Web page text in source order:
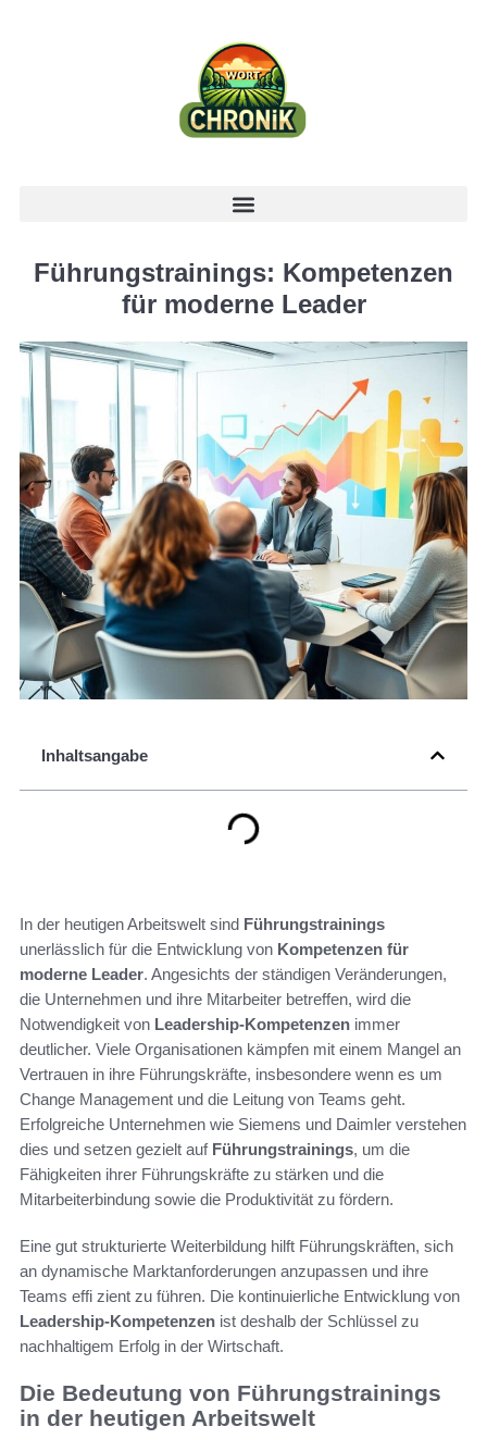
Führungstrainings: Kompetenzen
für moderne Leader
Inhaltsangabe
In der heutigen Arbeitswelt sind Führungstrainings
unerlässlich für die Entwicklung von Kompetenzen für
moderne Leader. Angesichts der ständigen Veränderungen,
die Unternehmen und ihre Mitarbeiter betreffen, wird die
Notwendigkeit von Leadership-Kompetenzen immer
deutlicher. Viele Organisationen kämpfen mit einem Mangel an
Vertrauen in ihre Führungskräfte, insbesondere wenn es um
Change Management und die Leitung von Teams geht.
Erfolgreiche Unternehmen wie Siemens und Daimler verstehen
dies und setzen gezielt auf Führungstrainings, um die
Fähigkeiten ihrer Führungskräfte zu stärken und die
Mitarbeiterbindung sowie die Produktivität zu fördern.
Eine gut strukturierte Weiterbildung hilft Führungskräften, sich
an dynamische Marktanforderungen anzupassen und ihre
Teams effi zient zu führen. Die kontinuierliche Entwicklung von
Leadership-Kompetenzen ist deshalb der Schlüssel zu
nachhaltigem Erfolg in der Wirtschaft.
Die Bedeutung von Führungstrainings
in der heutigen Arbeitswelt